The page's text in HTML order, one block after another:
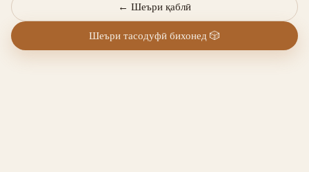
← Шеъри қаблӣ
Шеъри тасодуфӣ бихонед 🎲